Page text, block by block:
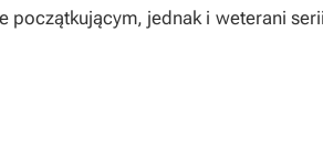
początkującym, jednak i weterani